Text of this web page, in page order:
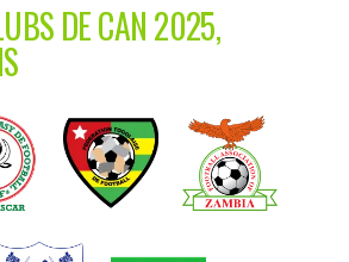
DE CAN 2025,